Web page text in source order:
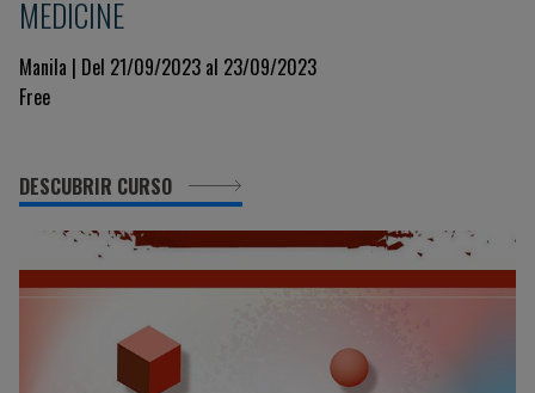
MEDICINE
Manila | Del 21/09/2023 al 23/09/2023
Free
DESCUBRIR CURSO